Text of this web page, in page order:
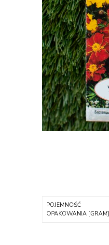
POJEMNOŚĆ
OPAKOWANIA [GRAM]